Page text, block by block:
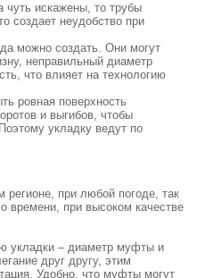
чуть искажены, то трубы
создает неудобство при
можно создать. Они могут
неправильный диаметр
что влияет на технологию
ровная поверхность
и выгибов, чтобы
укладку ведут по
при любой погоде, так
времени, при высоком качестве
укладки – диаметр муфты и
друг другу, этим
Удобно, что муфты могут